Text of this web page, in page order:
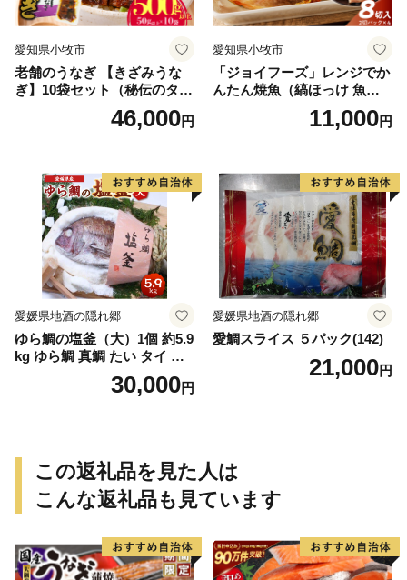
愛知県小牧市
老舗のうなぎ 【きざみうな
ぎ】10袋セット（秘伝のタレ
46,000円
愛知県小牧市
「ジョイフーズ」レンジでか
んたん焼魚（縞ほっけ 魚醤
11,000円
愛媛県地酒の隠れ郷
ゆら鯛の塩釜（大）1個 約5.9
kg ゆら鯛 真鯛 たい タイ 鯛
塩釜焼き 塩釜 魚 魚介類 海鮮
祝い事 お祝い ハレの日 食品
30,000円
愛媛県地酒の隠れ郷
愛鯛スライス ５パック(142)
21,000円
この返礼品を見た人は
こんな返礼品も見ています